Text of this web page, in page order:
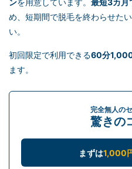
ンを用意しています。 最短3カ月
め、短期間で脱毛を終わらせた
い。
初回限定で利用できる60分
ます。
完全無人の
驚きの
まずは1,000